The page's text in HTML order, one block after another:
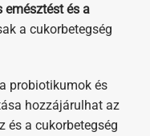
emésztést és a
a cukorbetegség
probiotikumok és
hozzájárulhat az
és a cukorbetegség